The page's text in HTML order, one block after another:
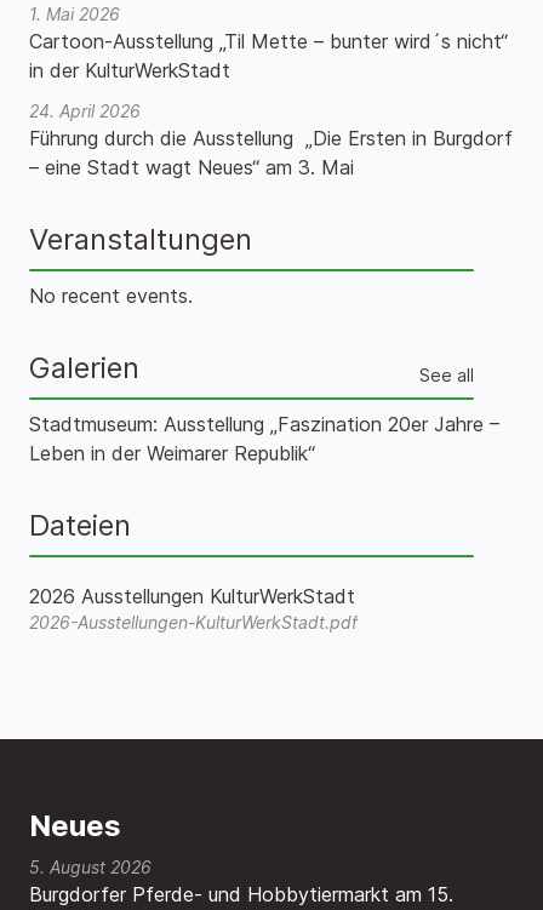
1. Mai 2026
Cartoon-Ausstellung „Til Mette – bunter wird´s nicht“
in der KulturWerkStadt
24. April 2026
Führung durch die Ausstellung „Die Ersten in Burgdorf
– eine Stadt wagt Neues“ am 3. Mai
Veranstaltungen
No recent events.
Galerien See all
Stadtmuseum: Ausstellung „Faszination 20er Jahre –
Leben in der Weimarer Republik“
Dateien
2026 Ausstellungen KulturWerkStadt
2026-Ausstellungen-KulturWerkStadt.pdf
Neues
Burgdorfer Pferde- und Hobbytiermarkt am 15.
5. August 2026